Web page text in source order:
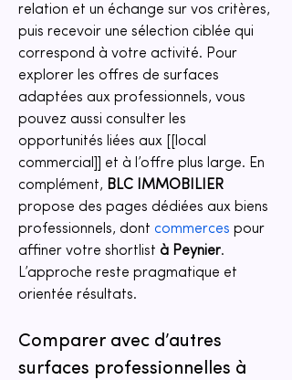
relation et un échange sur vos critères,
puis recevoir une sélection ciblée qui
correspond à votre activité. Pour
explorer les offres de surfaces
adaptées aux professionnels, vous
pouvez aussi consulter les
opportunités liées aux [[local
commercial]] et à l’offre plus large. En
complément, BLC IMMOBILIER
propose des pages dédiées aux biens
professionnels, dont commerces pour
affiner votre shortlist à Peynier.
L’approche reste pragmatique et
orientée résultats.
Comparer avec d’autres
surfaces professionnelles à